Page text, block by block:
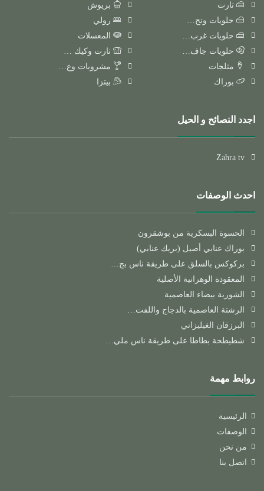
بريوش
تارت
رولي
حلويات وتح…
المعسلات
حلويات غرب…
تارت وكيك …
حلويات جاف…
مشروبات وع…
مثلجات
بيتزا
بوراك
اجدد النصائح و الحيل
Zahra tv
احدث الوصفات
الحسوة البسكرية من بوشقرون
بوراك عنابي أصيل (بريك عنابي)
بركوكس بالسلق على طريقة ناس بج…
المعقودة الوهرانية الأصلية
الشوربة بيضاء العاصمية
الرشتة العاصمية بالدجاج واللفت…
البرزقان الغيليزاني
شطيطحة بطاطا على طريقة ناس ملي…
روابط مهمة
الرئيسية
الوصفات
من نحن
اتصل بنا